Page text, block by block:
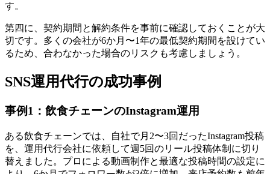
す。
第四に、契約期間と解約条件を事前に確認しておくことが大
切です。多くの会社が6か月〜1年の最低契約期間を設けてい
るため、合わなかった場合のリスクも考慮しましょう。
SNS運用代行の成功事例
事例1：飲食チェーンのInstagram運用
ある飲食チェーンでは、自社で月2〜3回だったInstagram投稿
を、運用代行会社に依頼して週5回のリール投稿体制に切り
替えました。プロによる動画制作と最適な投稿時間の設定に